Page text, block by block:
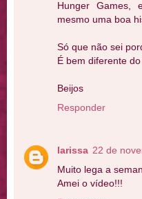
Hunger Games,
mesmo uma boa
Só que não sei
É bem diferente
Beijos
Responder
larissa 22 de
Muito lega a
Amei o vídeo!!!